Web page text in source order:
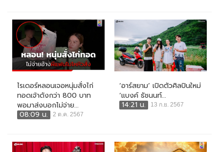
ไรเดอร์หลอนเจอหนุ่มสั่งไก่
ทอดเจ้าดังกว่า 800 บาท
พอมาส่งบอกไม่จ่าย...
08:09 น.
2 ต.ค. 2567
‘อาร์สยาม’ เปิดตัวศิลปินใหม่
‘แบงค์ ธัชนนท์...
14:21 น.
13 ก.ย. 2567